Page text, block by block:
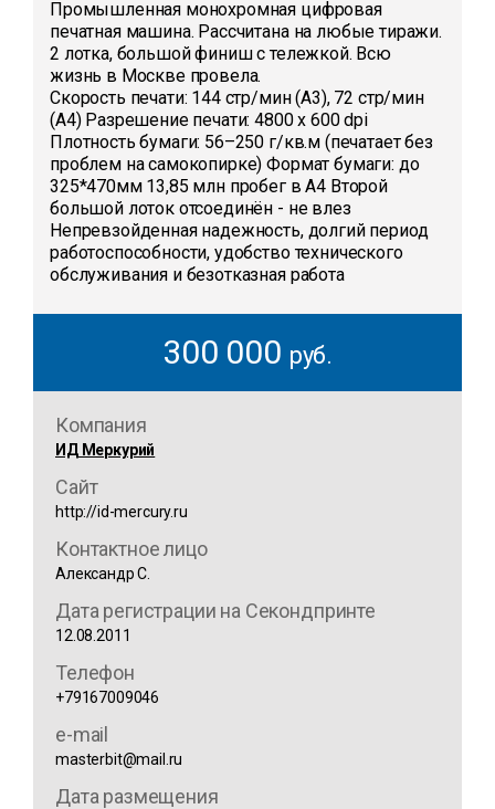
Промышленная монохромная цифровая
печатная машина. Рассчитана на любые тиражи.
2 лотка, большой финиш с тележкой. Всю
жизнь в Москве провела.
Скорость печати: 144 стр/мин (A3), 72 стр/мин
(A4) Разрешение печати: 4800 x 600 dpi
Плотность бумаги: 56–250 г/кв.м (печатает без
проблем на самокопирке) Формат бумаги: до
325*470мм 13,85 млн пробег в А4 Второй
большой лоток отсоединён - не влез
Непревзойденная надежность, долгий период
работоспособности, удобство технического
обслуживания и безотказная работа
300 000 руб.
Компания
ИД Меркурий
Сайт
http://id-mercury.ru
Контактное лицо
Александр С.
Дата регистрации на Секондпринте
12.08.2011
Телефон
+79167009046
e-mail
masterbit@mail.ru
Дата размещения